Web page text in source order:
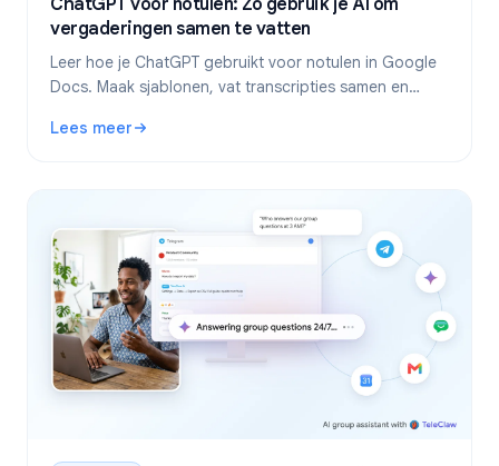
vergaderingen samen te vatten
Leer hoe je ChatGPT gebruikt voor notulen in Google
Docs. Maak sjablonen, vat transcripties samen en
Lees meer
: ChatGPT voor notulen: Zo gebruik je AI om